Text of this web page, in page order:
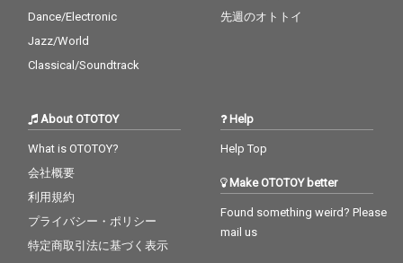
Dance/Electronic
Jazz/World
Classical/Soundtrack
先週のオトトイ
About OTOTOY
What is OTOTOY?
会社概要
利用規約
プライバシー・ポリシー
特定商取引法に基づく表示
Help
Help Top
Make OTOTOY better
Found something weird? Please
mail us